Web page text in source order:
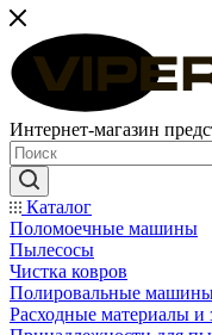
Интернет-магазин
Каталог
Поломоечные машины
Пылесосы
Чистка ковров
Полировальные
Расходные материалы и